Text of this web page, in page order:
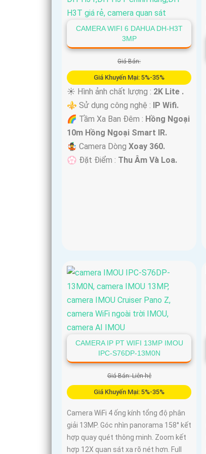
CAMERA WIFI 6 DAHUA DH-H3T
3MP
Giá Bán:
Giá Khuyến Mại: 5%-35%
☀️ Hình ảnh chất lượng : 2K Lite .
⚜️ Sử dụng công nghệ : IP Wifi.
🌈 Tầm Xa Ban Đêm : Hồng Ngoại
10m Hồng Ngoại Smart IR.
🤹 Camera Dòng Xoay 360.
️💮 Đặt Điểm : Thu Âm Và Loa.
CAMERA IP PT WIFI 13MP IMOU
IPC-S76DP-13M0N
Giá Bán: Liên hệ
Giá Khuyến Mại: 5%-35%
Camera WiFi 4 ống kính tổng độ phân
giải 13MP. Góc nhìn panorama 158° kết
hợp quay quét thông minh. Zoom kết
hợp 12X quan sát xa rõ nét hơn. Full